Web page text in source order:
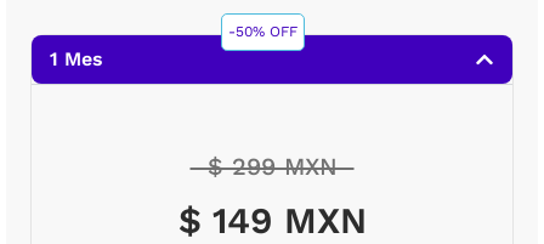
-50% OFF
1 Mes
$ 299 MXN
$ 149 MXN